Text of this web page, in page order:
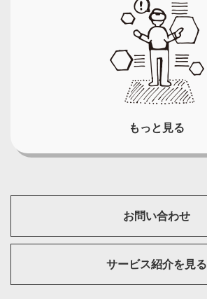
もっと見る
お問い合わせ
サービス紹介を見る